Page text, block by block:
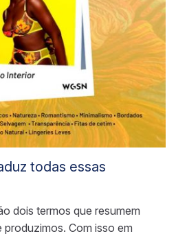
todas essas
dois termos que resumem
Com isso em